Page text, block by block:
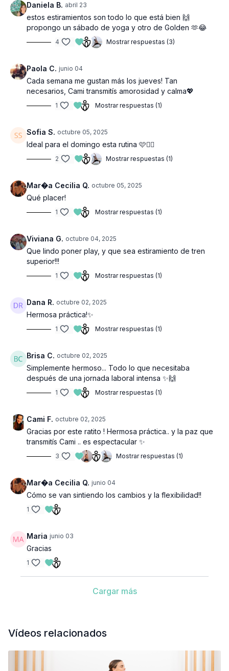
Daniela B. abril 23
estos estiramientos son todo lo que está bien 🙌
propongo un sábado de yoga y otro de Golden 🫶😂
4 Mostrar respuestas (3)
Paola C. junio 04
Cada semana me gustan más los jueves! Tan
necesarios, Cami transmitís amorosidad y calma💖
1 Mostrar respuestas (1)
Sofia S. octubre 05, 2025
Ideal para el domingo esta rutina 🩷❤️‍🔥
2 Mostrar respuestas (1)
Mar�a Cecilia Q. octubre 05, 2025
Qué placer!
1 Mostrar respuestas (1)
Viviana G. octubre 04, 2025
Que lindo poner play, y que sea estiramiento de tren
superior!!!
1 Mostrar respuestas (1)
Dana R. octubre 02, 2025
Hermosa práctica!✨️
1 Mostrar respuestas (1)
Brisa C. octubre 02, 2025
Simplemente hermoso... Todo lo que necesitaba
después de una jornada laboral intensa ✨🙌
1 Mostrar respuestas (1)
Cami F. octubre 02, 2025
Gracias por este ratito ! Hermosa práctica.. y la paz que
transmitís Cami .. es espectacular ✨
3 Mostrar respuestas (1)
Mar�a Cecilia Q. junio 04
Cómo se van sintiendo los cambios y la flexibilidad!!
1
Maria junio 03
Gracias
1
Cargar más
Vídeos relacionados